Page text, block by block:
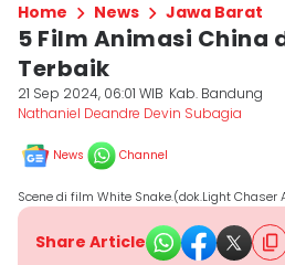
Home News Jawa Barat
5 Film Animasi China
Terbaik
21 Sep 2024, 06:01 WIB Kab. Bandung
Nathaniel Deandre Devin Subagia
News Channel
Scene di film White Snake.(dok.Light
Share Article